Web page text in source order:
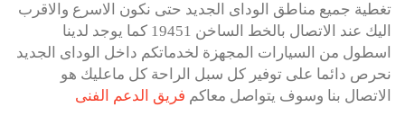
تغطية جميع مناطق الوداى الجديد حتى نكون الاسرع والاقرب
اليك عند الاتصال بالخط الساخن 19451 كما يوجد لدينا
اسطول من السيارات المجهزة لخدماتكم داخل الوداى الجديد
نحرص دائما على توفير كل سبل الراحة كل ماعليك هو
الاتصال بنا وسوف يتواصل معاكم فريق الدعم الفنى